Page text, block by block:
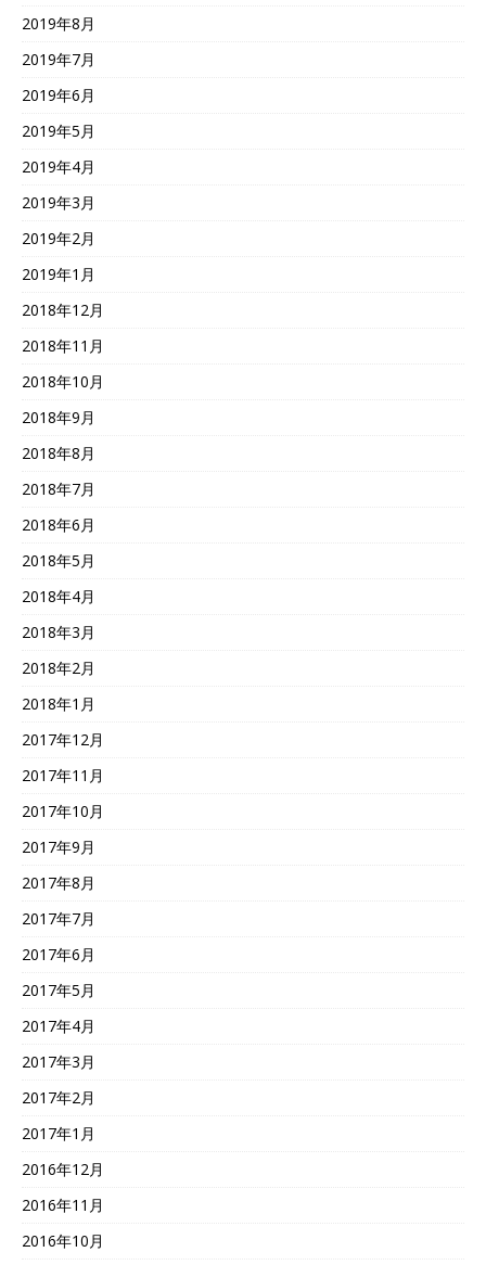
2019年8月
2019年7月
2019年6月
2019年5月
2019年4月
2019年3月
2019年2月
2019年1月
2018年12月
2018年11月
2018年10月
2018年9月
2018年8月
2018年7月
2018年6月
2018年5月
2018年4月
2018年3月
2018年2月
2018年1月
2017年12月
2017年11月
2017年10月
2017年9月
2017年8月
2017年7月
2017年6月
2017年5月
2017年4月
2017年3月
2017年2月
2017年1月
2016年12月
2016年11月
2016年10月